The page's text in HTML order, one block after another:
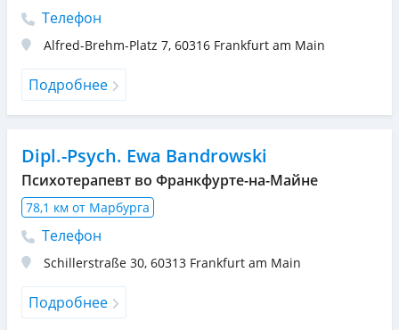
Телефон
Alfred-Brehm-Platz 7, 60316 Frankfurt am Main
Подробнее
Dipl.-Psych. Ewa Bandrowski
Психотерапевт во Франкфурте-на-Майне
78,1 км от Марбурга
Телефон
Schillerstraße 30, 60313 Frankfurt am Main
Подробнее